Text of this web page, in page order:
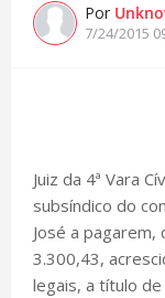
Por
7/24/2015
Juiz da 4ª Vara
subsíndico do
José a pagarem,
3.300,43,
legais, a título